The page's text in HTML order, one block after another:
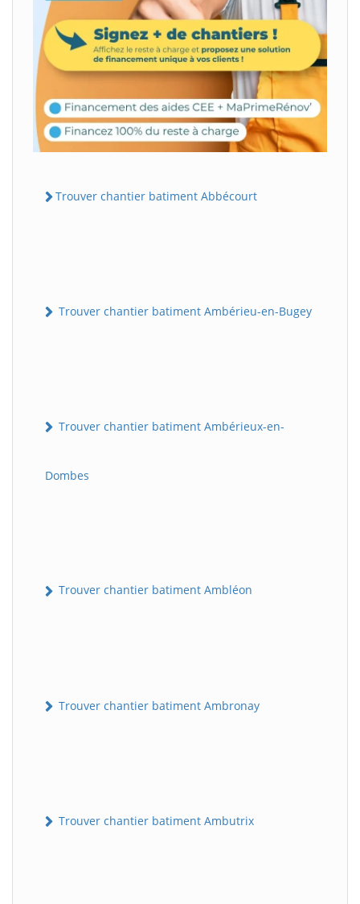
Trouver chantier batiment Abbécourt
Trouver chantier batiment Ambérieu-en-Bugey
Trouver chantier batiment Ambérieux-en-
Dombes
Trouver chantier batiment Ambléon
Trouver chantier batiment Ambronay
Trouver chantier batiment Ambutrix